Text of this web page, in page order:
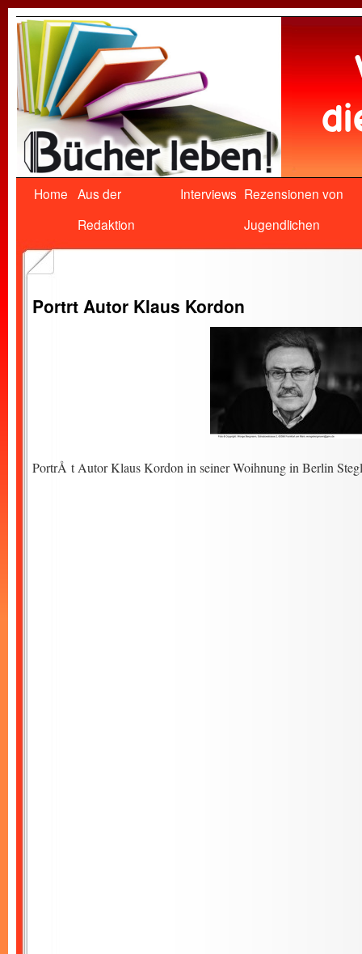
Home Aus der
Redaktion
Interviews Rezensionen von
Jugendlichen
Portrt Autor Klaus Kordon
PortrÅ t Autor Klaus Kordon in seiner Woihnung in Berlin